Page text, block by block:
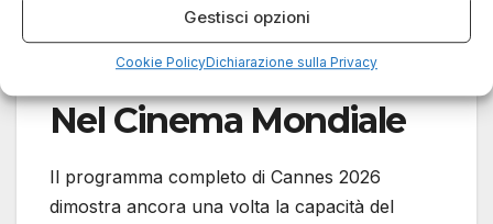
Gestisci opzioni
Cookie PolicyDichiarazione sulla Privacy
Cannes 2026 Conferma
Il Suo Ruolo Centrale
Nel Cinema Mondiale
Il programma completo di Cannes 2026
dimostra ancora una volta la capacità del